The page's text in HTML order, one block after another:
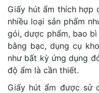
Giấy hút ẩm thích hợp
nhiều loại sản phẩm
gói, dược phẩm, bao
bằng bạc, dụng cụ
như bất kỳ ứng dụng
độ ẩm là cần thiết.
Giấy hút ẩm được sử